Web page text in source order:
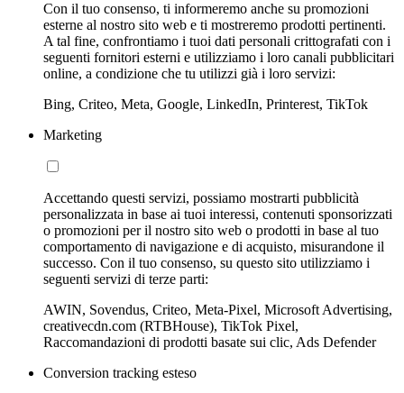
Con il tuo consenso, ti informeremo anche su promozioni
esterne al nostro sito web e ti mostreremo prodotti pertinenti.
A tal fine, confrontiamo i tuoi dati personali crittografati con i
seguenti fornitori esterni e utilizziamo i loro canali pubblicitari
online, a condizione che tu utilizzi già i loro servizi:
Bing, Criteo, Meta, Google, LinkedIn, Printerest, TikTok
Marketing
Accettando questi servizi, possiamo mostrarti pubblicità
personalizzata in base ai tuoi interessi, contenuti sponsorizzati
o promozioni per il nostro sito web o prodotti in base al tuo
comportamento di navigazione e di acquisto, misurandone il
successo. Con il tuo consenso, su questo sito utilizziamo i
seguenti servizi di terze parti:
AWIN, Sovendus, Criteo, Meta-Pixel, Microsoft Advertising,
creativecdn.com (RTBHouse), TikTok Pixel,
Raccomandazioni di prodotti basate sui clic, Ads Defender
Conversion tracking esteso